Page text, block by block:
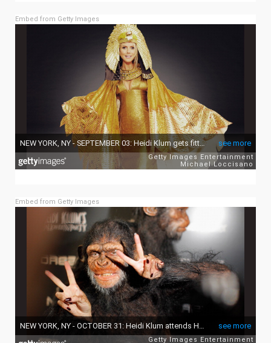
Embed from Getty Images
Embed from Getty Images